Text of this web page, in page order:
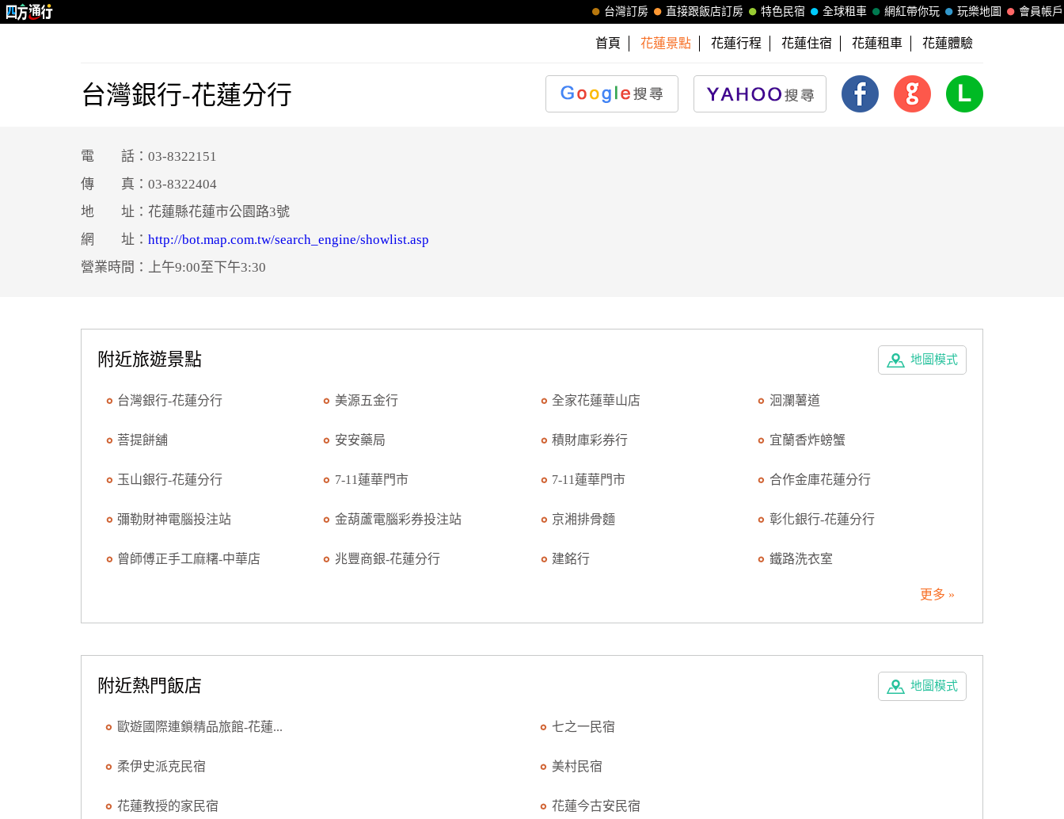
會員帳戶
玩樂地圖
網紅帶你玩
全球租車
特色民宿
直接跟飯店訂房
台灣訂房
首頁 花蓮景點 花蓮行程 花蓮住宿 花蓮租車 花蓮體驗
台灣銀行-花蓮分行
電 話：03-8322151
傳 真：03-8322404
地 址：花蓮縣花蓮市公園路3號
網 址： http://bot.map.com.tw/search_engine/showlist.asp
營業時間：上午9:00至下午3:30
地圖模式
附近旅遊景點
台灣銀行-花蓮分行 美源五金行 全家花蓮華山店 洄瀾薯道
菩提餅舖 安安藥局 積財庫彩券行 宜蘭香炸螃蟹
玉山銀行-花蓮分行 7-11蓮華門市 7-11蓮華門市 合作金庫花蓮分行
彌勒財神電腦投注站 金葫蘆電腦彩券投注站 京湘排骨麵 彰化銀行-花蓮分行
曾師傅正手工麻糬-中華店 兆豐商銀-花蓮分行 建銘行 鐵路洗衣室
更多 »
地圖模式
附近熱門飯店
歐遊國際連鎖精品旅館-花蓮... 七之一民宿
柔伊史派克民宿 美村民宿
花蓮教授的家民宿 花蓮今古安民宿